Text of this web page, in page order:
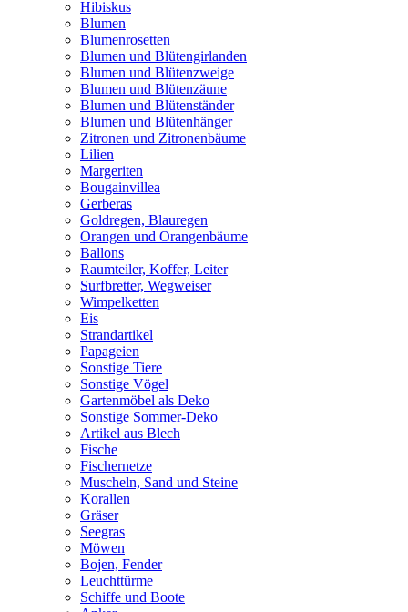
Hibiskus
Blumen
Blumenrosetten
Blumen und Blütengirlanden
Blumen und Blütenzweige
Blumen und Blütenzäune
Blumen und Blütenständer
Blumen und Blütenhänger
Zitronen und Zitronenbäume
Lilien
Margeriten
Bougainvillea
Gerberas
Goldregen, Blauregen
Orangen und Orangenbäume
Ballons
Raumteiler, Koffer, Leiter
Surfbretter, Wegweiser
Wimpelketten
Eis
Strandartikel
Papageien
Sonstige Tiere
Sonstige Vögel
Gartenmöbel als Deko
Sonstige Sommer-Deko
Artikel aus Blech
Fische
Fischernetze
Muscheln, Sand und Steine
Korallen
Gräser
Seegras
Möwen
Bojen, Fender
Leuchttürme
Schiffe und Boote